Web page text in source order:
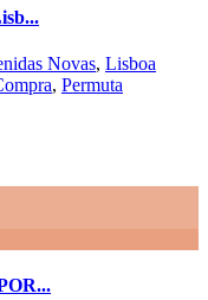
Novas, Lisboa
, Permuta